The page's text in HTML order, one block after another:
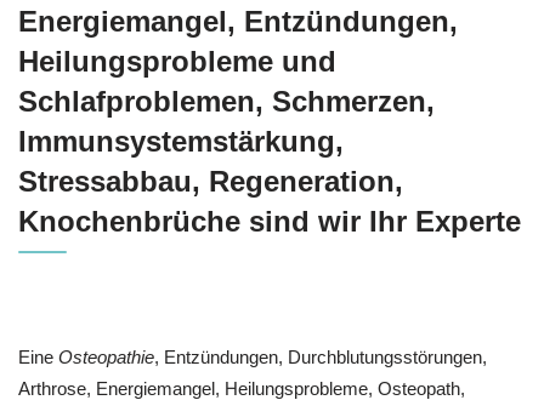
Energiemangel, Entzündungen,
Heilungsprobleme und
Schlafproblemen, Schmerzen,
Immunsystemstärkung,
Stressabbau, Regeneration,
Knochenbrüche sind wir Ihr Experte
Eine Osteopathie, Entzündungen, Durchblutungsstörungen,
Arthrose, Energiemangel, Heilungsprobleme, Osteopath,